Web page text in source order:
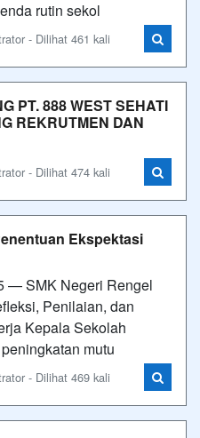
rutin sekol
- Dilihat 461 kali
PT. 888 WEST SEHATI
REKRUTMEN DAN
- Dilihat 474 kali
Ekspektasi
— SMK Negeri Rengel
Penilaian, dan
Kepala Sekolah
mutu
- Dilihat 469 kali